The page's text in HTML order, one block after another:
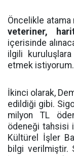
Öncelikle
veteriner,
içerisinde
ilgili
etmek istiyorum.
İkinci olarak,
edildiği gibi.
milyon TL
ödeneği tahsisi
Kültürel İşler
bilgi verilmiştir.